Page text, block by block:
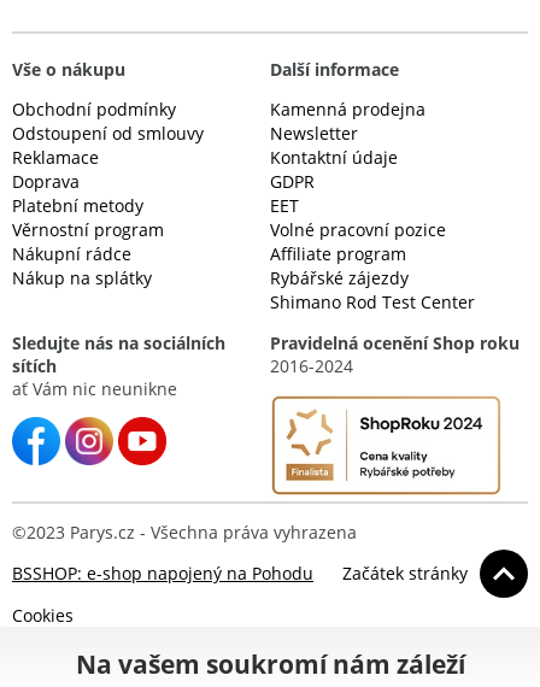
Vše o nákupu
Obchodní podmínky
Odstoupení od smlouvy
Reklamace
Doprava
Platební metody
Věrnostní program
Nákupní rádce
Nákup na splátky
Další informace
Kamenná prodejna
Newsletter
Kontaktní údaje
GDPR
EET
Volné pracovní pozice
Affiliate program
Rybářské zájezdy
Shimano Rod Test Center
Sledujte nás na sociálních
sítích
ať Vám nic neunikne
Pravidelná ocenění Shop roku
2016-2024
©2023 Parys.cz - Všechna práva vyhrazena
BSSHOP: e-shop napojený na Pohodu
Začátek stránky
Cookies
Na vašem soukromí nám záleží